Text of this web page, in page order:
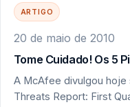
ARTIGO
20 de maio de 2010
Tome Cuidado! Os 5
A McAfee divulgou
Threats Report: First